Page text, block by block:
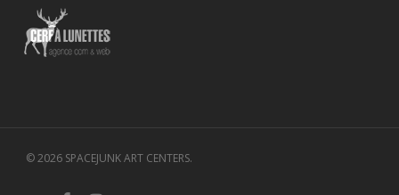
© 2026 SPACEJUNK ART CENTERS.